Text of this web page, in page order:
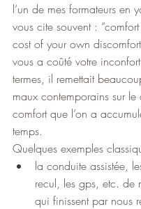
l’un de mes formateurs en
vous cite souvent :
cost of your own
vous a coûté votre
termes, il remettait
maux contemporains sur le
comfort que l’on a
temps.
Quelques exemples
la conduite assistée,
recul, les gps, etc. de
qui finissent par nous